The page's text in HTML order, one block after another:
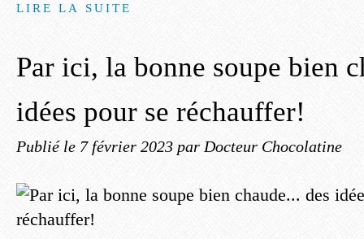
LIRE LA SUITE
Par ici, la bonne soupe bien
idées pour se réchauffer!
Publié le 7 février 2023 par Docteur Chocolatine